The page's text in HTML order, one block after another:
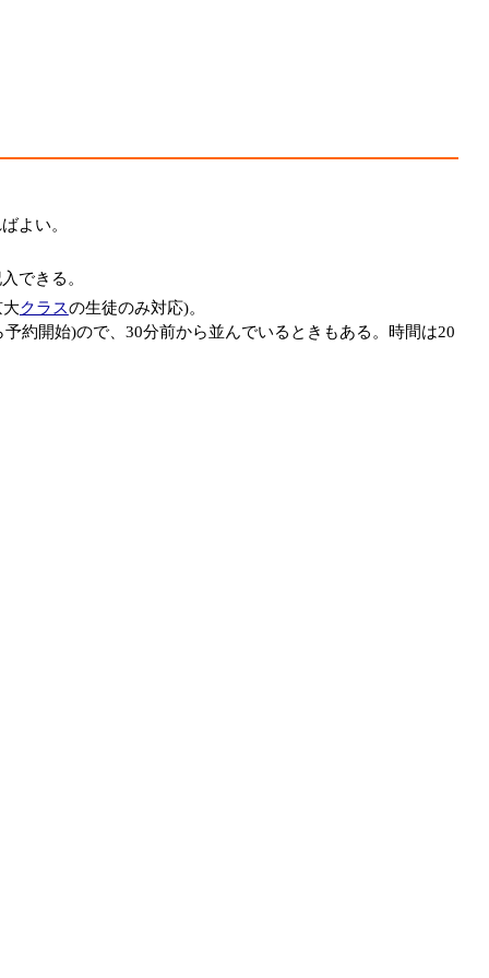
よい。
できる。
大クラスの生徒のみ対応)。
予約開始)ので、30分前から並んでいるときもある。時間は20